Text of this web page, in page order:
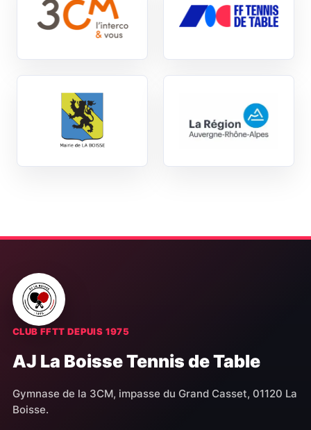
CLUB FFTT DEPUIS 1975
AJ La Boisse Tennis de Table
Gymnase de la 3CM, impasse du Grand Casset, 01120 La
Boisse.